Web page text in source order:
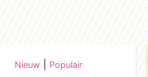
Nieuw
Populair